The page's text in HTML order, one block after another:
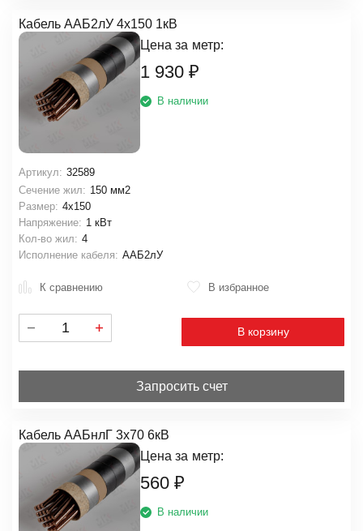
Кабель ААБ2лУ 4х150 1кВ
Цена за метр:
1 930 ₽
В наличии
Артикул: 32589
Сечение жил: 150 мм2
Размер: 4х150
Напряжение: 1 кВт
Кол-во жил: 4
Исполнение кабеля: ААБ2лУ
К сравнению В избранное
В корзину
Запросить счет
Кабель ААБнлГ 3х70 6кВ
Цена за метр:
560 ₽
В наличии